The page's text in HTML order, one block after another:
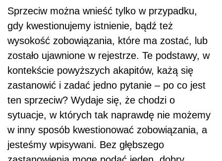
Sprzeciw można wnieść tylko w przypadku,
gdy kwestionujemy istnienie, bądź też
wysokość zobowiązania, które ma zostać, lub
zostało ujawnione w rejestrze. Te podstawy, w
kontekście powyższych akapitów, każą się
zastanowić i zadać jedno pytanie – po co jest
ten sprzeciw? Wydaje się, że chodzi o
sytuacje, w których tak naprawdę nie możemy
w inny sposób kwestionować zobowiązania, a
jesteśmy wpisywani. Bez głębszego